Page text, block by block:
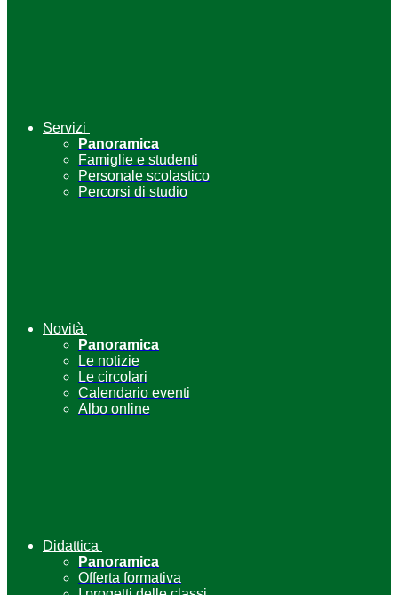
Servizi
Panoramica
Famiglie e studenti
Personale scolastico
Percorsi di studio
Novità
Panoramica
Le notizie
Le circolari
Calendario eventi
Albo online
Didattica
Panoramica
Offerta formativa